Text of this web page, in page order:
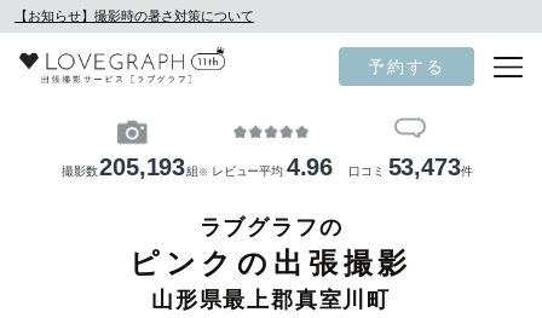
【お知らせ】撮影時の暑さ対策について
予約する
撮影数205,193組 ※ レビュー平均 4.96 口コミ 53,473件
ラブグラフの
ピンクの出張撮影
山形県最上郡真室川町